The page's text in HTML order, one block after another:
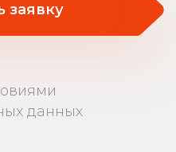
заявку
данных